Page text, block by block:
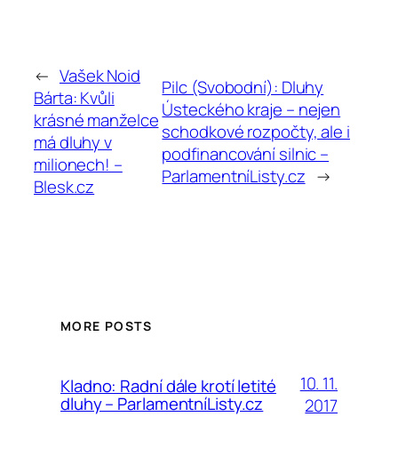
← Vašek Noid
Bárta: Kvůli
krásné manželce
má dluhy v
milionech! –
Blesk.cz
Pilc (Svobodní): Dluhy
Ústeckého kraje – nejen
schodkové rozpočty, ale i
podfinancování silnic –
ParlamentníListy.cz →
MORE POSTS
Kladno: Radní dále krotí letité
dluhy – ParlamentníListy.cz
10. 11.
2017